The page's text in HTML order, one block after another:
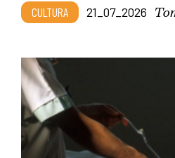
CULTURA 21_07_2026